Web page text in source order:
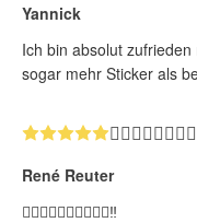
Yannick
Ich bin absolut
sogar mehr Sticker als
René Reuter
👍🏻👍🏻👍🏻👍🏻👍🏻‼️